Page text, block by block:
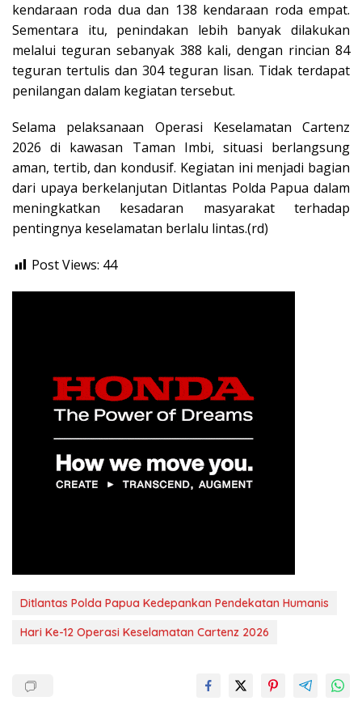
kendaraan roda dua dan 138 kendaraan roda empat.
Sementara itu, penindakan lebih banyak dilakukan
melalui teguran sebanyak 388 kali, dengan rincian 84
teguran tertulis dan 304 teguran lisan. Tidak terdapat
penilangan dalam kegiatan tersebut.
Selama pelaksanaan Operasi Keselamatan Cartenz
2026 di kawasan Taman Imbi, situasi berlangsung
aman, tertib, dan kondusif. Kegiatan ini menjadi bagian
dari upaya berkelanjutan Ditlantas Polda Papua dalam
meningkatkan kesadaran masyarakat terhadap
pentingnya keselamatan berlalu lintas.(rd)
Post Views: 44
Ditlantas Polda Papua Kedepankan Pendekatan Humanis
Hari Ke-12 Operasi Keselamatan Cartenz 2026